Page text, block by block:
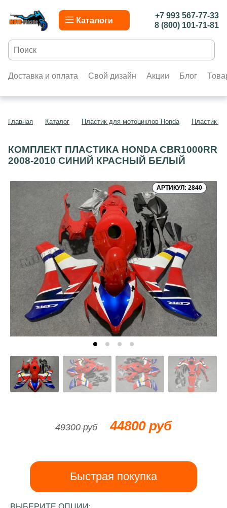
Каталоги
+7 993 567-77-33
8 (800) 101-71-81
Доставка и оплата Свой дизайн Акции Блог
Главная Каталог Пластик для мотоциклов Honda Пластик
КОМПЛЕКТ ПЛАСТИКА HONDA CBR1000RR
2008-2010 СИНИЙ КРАСНЫЙ БЕЛЫЙ
АРТИКУЛ: 2840
49300 руб 44800 руб
Быстрая покупка